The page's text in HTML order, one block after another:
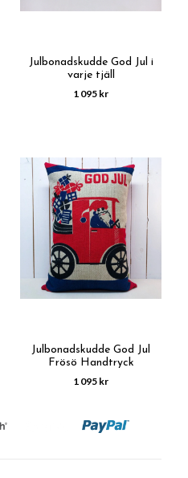
Julbonadskudde God Jul i
varje tjäll
1 095 kr
Julbonadskudde God Jul
Frösö Handtryck
1 095 kr